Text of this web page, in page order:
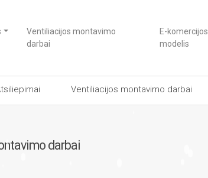
Ventiliacijos montavimo
darbai
E-komercijos
modelis
Ventiliacijos montavimo darbai
darbai